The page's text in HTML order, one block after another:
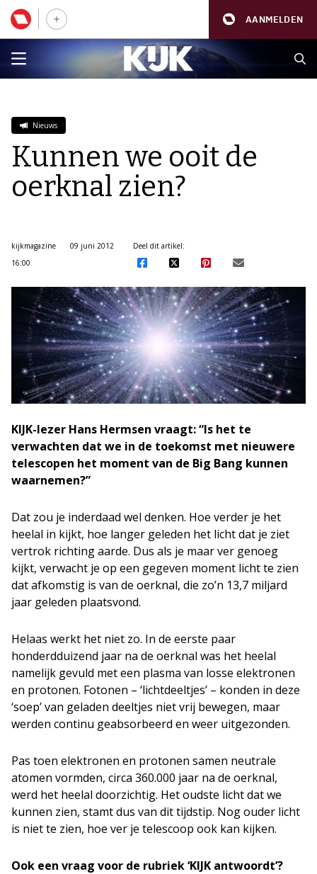
AANMELDEN
Nieuws
Kunnen we ooit de
oerknal zien?
kijkmagazine
09 juni 2012
16:00
Deel dit artikel:
KIJK-lezer Hans Hermsen vraagt: “Is het te
verwachten dat we in de toekomst met nieuwere
telescopen het moment van de Big Bang kunnen
waarnemen?”
Dat zou je inderdaad wel denken. Hoe verder je het
heelal in kijkt, hoe langer geleden het licht dat je ziet
vertrok richting aarde. Dus als je maar ver genoeg
kijkt, verwacht je op een gegeven moment licht te zien
dat afkomstig is van de oerknal, die zo’n 13,7 miljard
jaar geleden plaatsvond.
Helaas werkt het niet zo. In de eerste paar
honderdduizend jaar na de oerknal was het heelal
namelijk gevuld met een plasma van losse elektronen
en protonen. Fotonen – ‘lichtdeeltjes’ – konden in deze
‘soep’ van geladen deeltjes niet vrij bewegen, maar
werden continu geabsorbeerd en weer uitgezonden.
Pas toen elektronen en protonen samen neutrale
atomen vormden, circa 360.000 jaar na de oerknal,
werd het heelal doorzichtig. Het oudste licht dat we
kunnen zien, stamt dus van dit tijdstip. Nog ouder licht
is niet te zien, hoe ver je telescoop ook kan kijken.
Ook een vraag voor de rubriek ‘KIJK antwoordt’?